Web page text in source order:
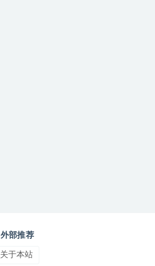
外部推荐
关于本站